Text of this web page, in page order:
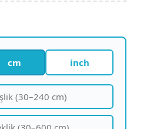
cm inch